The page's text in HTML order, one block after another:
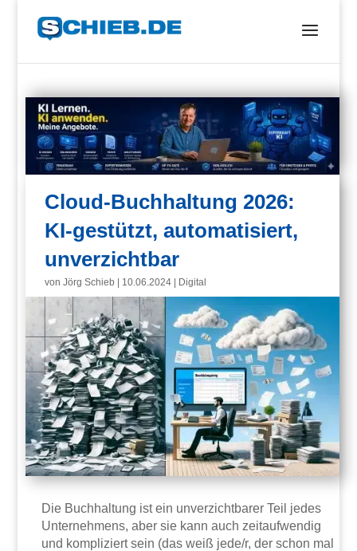
Cloud-Buchhaltung 2026:
KI-gestützt, automatisiert,
unverzichtbar
vonJörg Schieb 10.06.2024 Digital
Die Buchhaltung ist ein unverzichtbarer Teil jedes
Unternehmens, aber sie kann auch zeitaufwendig
und kompliziert sein (das weiß jede/r, der schon mal